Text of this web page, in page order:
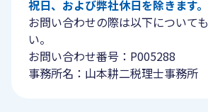
祝日、および弊社休日を除きます。
お問い合わせの際は以下について
い。
お問い合わせ番号：P005288
事務所名：山本耕二税理士事務所